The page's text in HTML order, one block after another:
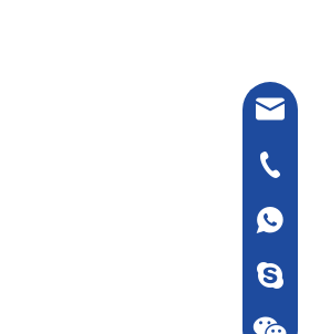
+86-
+86